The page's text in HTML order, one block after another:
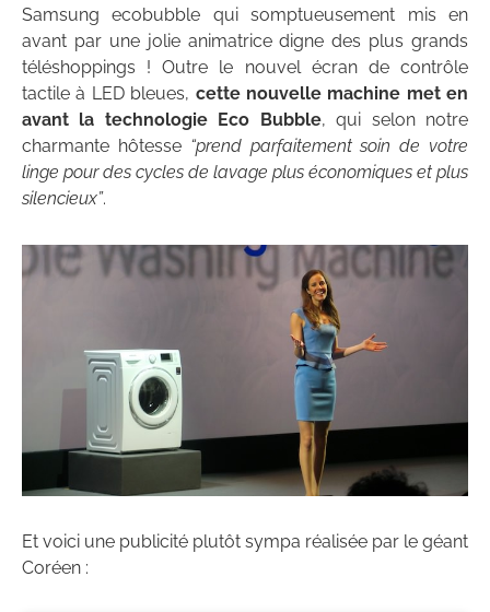
Samsung ecobubble qui somptueusement mis en
avant par une jolie animatrice digne des plus grands
téléshoppings ! Outre le nouvel écran de contrôle
tactile à LED bleues, cette nouvelle machine met en
avant la technologie Eco Bubble, qui selon notre
charmante hôtesse “prend parfaitement soin de votre
linge pour des cycles de lavage plus économiques et plus
silencieux”.
Et voici une publicité plutôt sympa réalisée par le géant
Coréen :